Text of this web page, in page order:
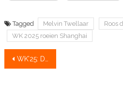
Tagged Melvin Twellaar Roos
WK 2025 roeien Shanghai
Bericht
WK’25: De Jong en Twellaar mixen naar zilver, Simon van Dorp fier vierde, mixedacht vijfde